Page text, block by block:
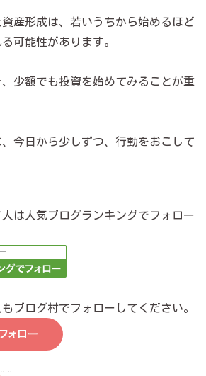
産形成は、若いうちから始めるほど
可能性があります。
少額でも投資を始めてみることが重
今日から少しずつ、行動をおこして
は人気ブログランキングでフォロー
ブログ村でフォローしてください。